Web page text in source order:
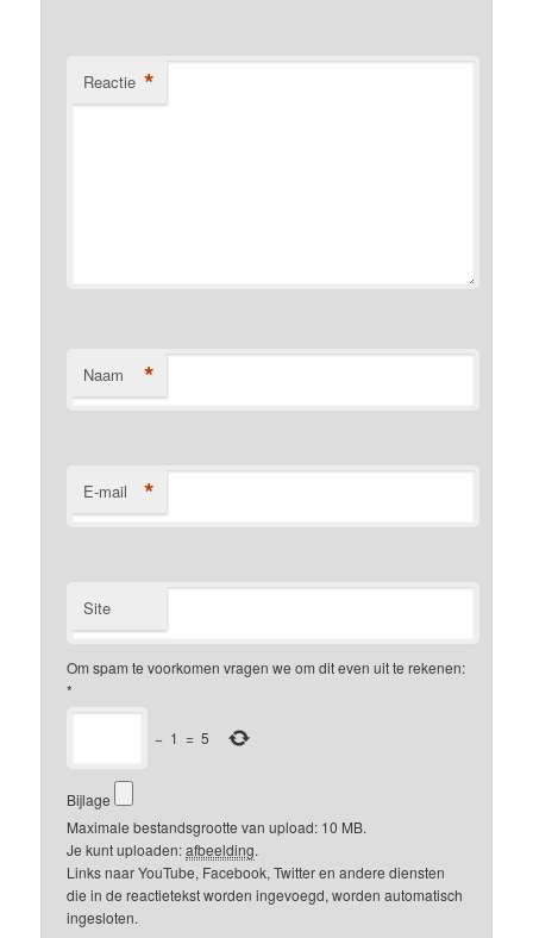
Reactie *
Naam *
E-mail *
Site
Om spam te voorkomen vragen we om dit even uit te rekenen:
*
− 1 = 5
Bijlage
Maximale bestandsgrootte van upload: 10 MB.
Je kunt uploaden:afbeelding.
Links naar YouTube, Facebook, Twitter en andere diensten
die in de reactietekst worden ingevoegd, worden automatisch
ingesloten.